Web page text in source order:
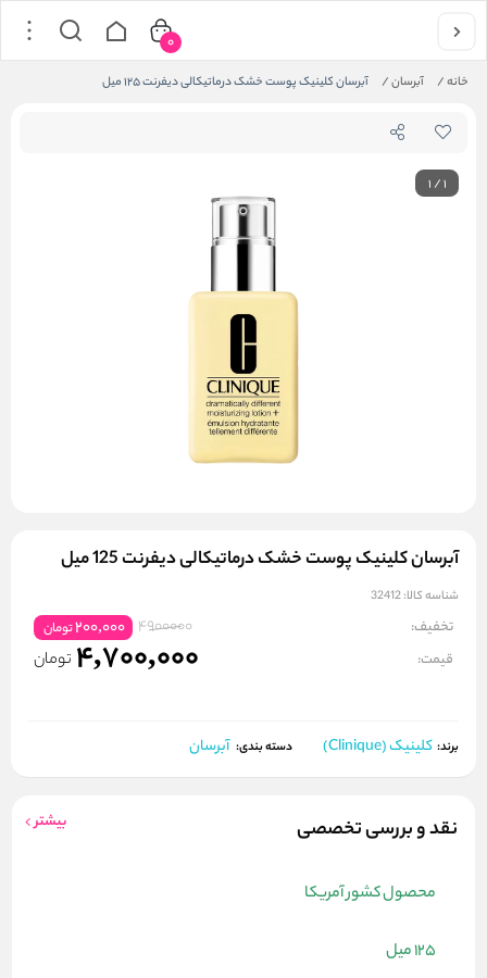
خانه/ آبرسان/ آبرسان کلینیک پوست خشک درماتیکالی دیفرنت 125 میل
0
1/1
آبرسان کلینیک پوست خشک درماتیکالی دیفرنت 125 میل
شناسه کالا:32412
تخفیف: 4900000
200,000تومان
قیمت: 4,700,000 تومان
برند: کلینیک (Clinique) دسته بندی: آبرسان
نقد و بررسی تخصصی بیشتر
محصول کشور آمریکا
125 میل